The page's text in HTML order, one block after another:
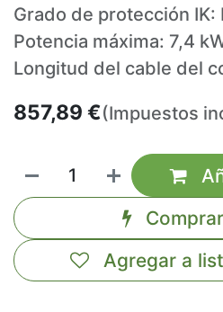
Grado de protección IK:
Potencia máxima: 7,4
Longitud del cable del
857,89 €(Impuestos
Agregar a